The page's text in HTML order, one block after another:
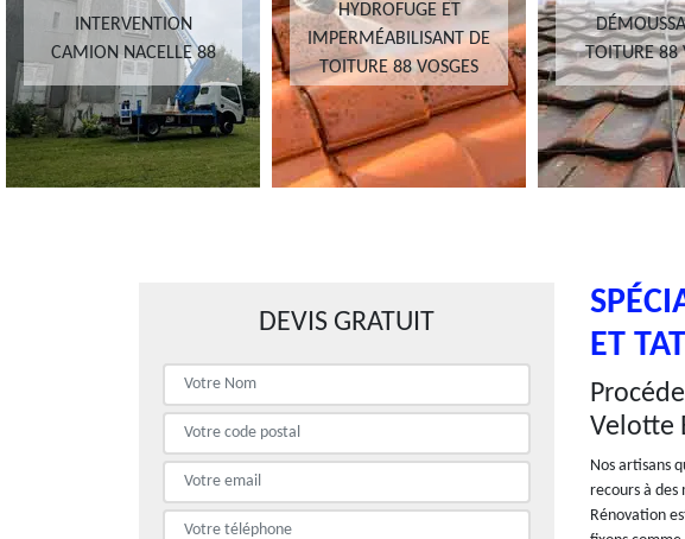
INTERVENTION
CAMION NACELLE 88
HYDROFUGE ET
IMPERMÉABILISANT DE
TOITURE 88 VOSGES
TOITURE 88
DEVIS GRATUIT
ET
Velotte
Nos artisans
recours à des
Rénovation